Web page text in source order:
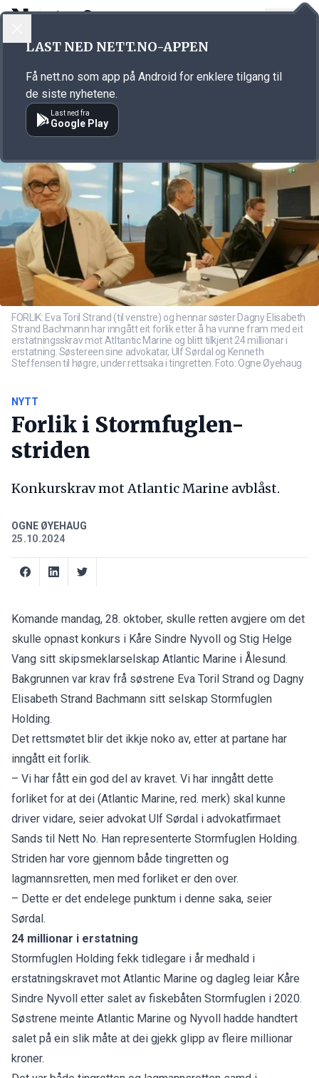
Annonsørinnhold
FORLIK: Eva Toril Strand (til venstre) og hennar søster Dagny Elisabeth
Strand Bachmann har inngått eit forlik etter å ha vunne fram med eit
erstatningsskrav mot Atltantic Marine og blitt tilkjent 24 millionar i
erstatning. Søstereen sine advokatar, Ulf Sørdal og Kenneth
Steffensen til høgre, under rettsaka i tingretten. Foto: Ogne Øyehaug
NYTT
Forlik i Stormfuglen-
striden
Konkurskrav mot Atlantic Marine avblåst.
OGNE ØYEHAUG
25.10.2024
Komande mandag, 28. oktober, skulle retten avgjere om det
skulle opnast konkurs i Kåre Sindre Nyvoll og Stig Helge
Vang sitt skipsmeklarselskap Atlantic Marine i Ålesund.
Bakgrunnen var krav frå søstrene Eva Toril Strand og Dagny
Elisabeth Strand Bachmann sitt selskap Stormfuglen
Holding.
Det rettsmøtet blir det ikkje noko av, etter at partane har
inngått eit forlik.
– Vi har fått ein god del av kravet. Vi har inngått dette
forliket for at dei (Atlantic Marine, red. merk) skal kunne
driver vidare, seier advokat Ulf Sørdal i advokatfirmaet
Sands til Nett No. Han representerte Stormfuglen Holding.
Striden har vore gjennom både tingretten og
lagmannsretten, men med forliket er den over.
– Dette er det endelege punktum i denne saka, seier
Sørdal.
24 millionar i erstatning
Stormfuglen Holding fekk tidlegare i år medhald i
erstatningskravet mot Atlantic Marine og dagleg leiar Kåre
Sindre Nyvoll etter salet av fiskebåten Stormfuglen i 2020.
Søstrene meinte Atlantic Marine og Nyvoll hadde handtert
salet på ein slik måte at dei gjekk glipp av fleire millionar
kroner.
LAST NED NETT.NO-APPEN
Få nett.no som app på Android for enklere tilgang til
de siste nyhetene.
Last ned fra
Google Play